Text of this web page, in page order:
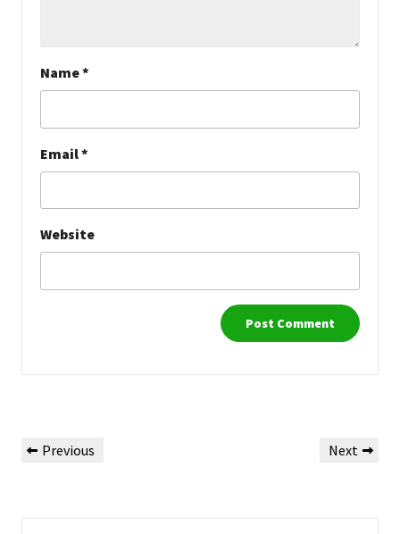
Name*
Email*
Website
navigation
Previous
Previous
Next
Next